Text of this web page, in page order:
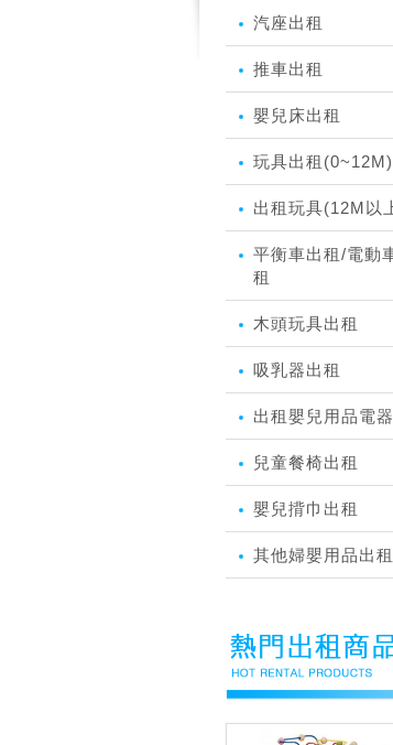
汽座出租
推車出租
嬰兒床出租
玩具出租(0~12M)
出租玩具(12M以
平衡車出租/電動
租
木頭玩具出租
吸乳器出租
出租嬰兒用品電器
兒童餐椅出租
嬰兒揹巾出租
其他婦嬰用品出租